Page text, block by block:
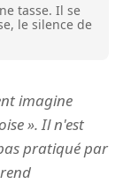
tasse. Il se
le silence de
imagine
». Il n'est
pratiqué par